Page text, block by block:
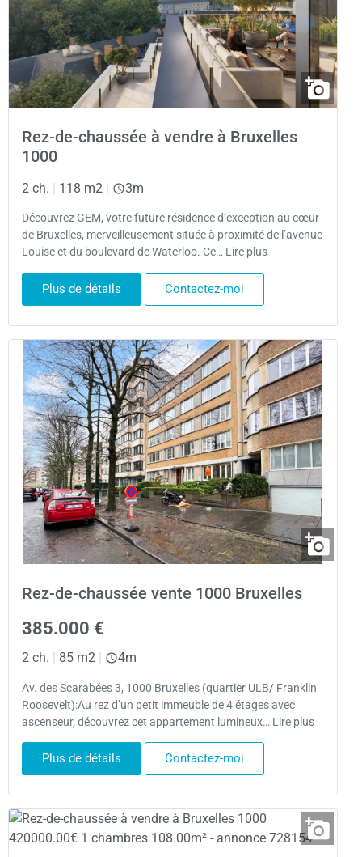
Rez-de-chaussée à vendre à Bruxelles
1000
2 ch. | 118 m2 | 3m
Découvrez GEM, votre future résidence d’exception au cœur
de Bruxelles, merveilleusement située à proximité de l’avenue
Louise et du boulevard de Waterloo. Ce… Lire plus
Plus de détails Contactez-moi
Rez-de-chaussée vente 1000 Bruxelles
385.000 €
2 ch. 85 m2 4m
Av. des Scarabées 3, 1000 Bruxelles (quartier ULB/ Franklin
Roosevelt):Au rez d’un petit immeuble de 4 étages avec
ascenseur, découvrez cet appartement lumineux… Lire plus
Plus de détails Contactez-moi